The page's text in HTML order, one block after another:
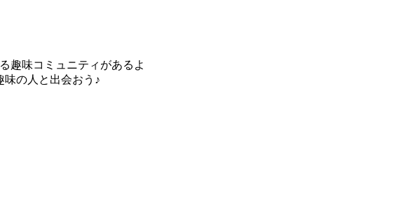
趣味コミュニティがあるよ
味の人と出会おう♪